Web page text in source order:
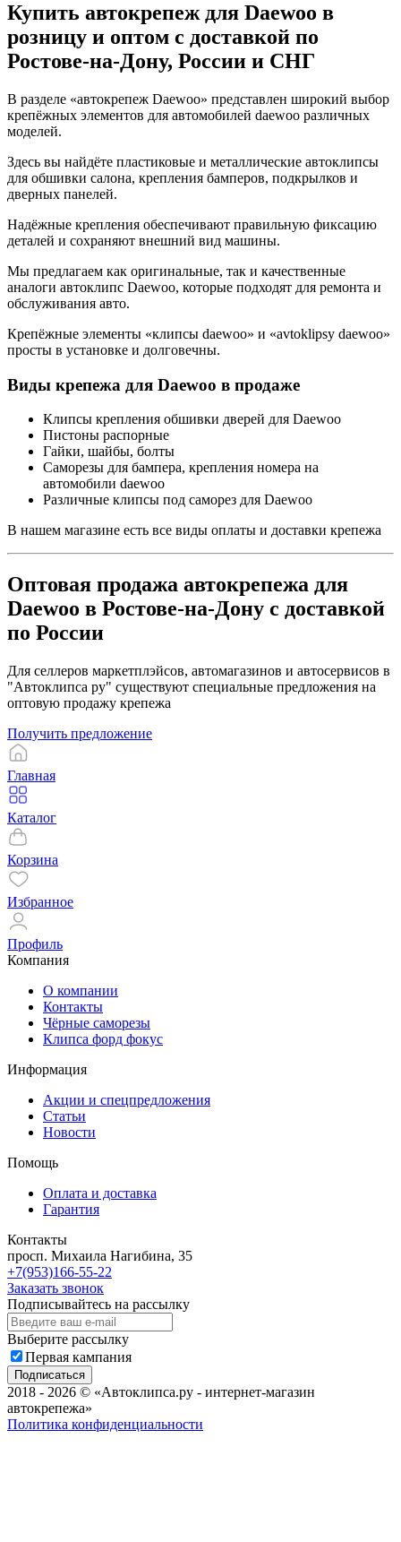
Купить автокрепеж для Daewoo в
розницу и оптом с доставкой по
Ростове-на-Дону, России и СНГ
В разделе «автокрепеж Daewoo» представлен широкий выбор
крепёжных элементов для автомобилей daewoo различных
моделей.
Здесь вы найдёте пластиковые и металлические автоклипсы
для обшивки салона, крепления бамперов, подкрылков и
дверных панелей.
Надёжные крепления обеспечивают правильную фиксацию
деталей и сохраняют внешний вид машины.
Мы предлагаем как оригинальные, так и качественные
аналоги автоклипс Daewoo, которые подходят для ремонта и
обслуживания авто.
Крепёжные элементы «клипсы daewoo» и «avtoklipsy daewoo»
просты в установке и долговечны.
Виды крепежа для Daewoo в продаже
Клипсы крепления обшивки дверей для Daewoo
Пистоны распорные
Гайки, шайбы, болты
Саморезы для бампера, крепления номера на
автомобили daewoo
Различные клипсы под саморез для Daewoo
В нашем магазине есть все виды оплаты и доставки крепежа
Оптовая продажа автокрепежа для
Daewoo в Ростове-на-Дону с доставкой
по России
Для селлеров маркетплэйсов, автомагазинов и автосервисов в
"Автоклипса ру" существуют специальные предложения на
оптовую продажу крепежа
Получить предложение
Главная
Каталог
Корзина
Избранное
Профиль
Компания
О компании
Контакты
Чёрные саморезы
Клипса форд фокус
Информация
Акции и спецпредложения
Статьи
Новости
Помощь
Оплата и доставка
Гарантия
Контакты
просп. Михаила Нагибина, 35
+7(953)166-55-22
Заказать звонок
Подписывайтесь на рассылку
Выберите рассылку
Первая кампания
Подписаться
2018 - 2026 © «Автоклипса.ру - интернет-магазин
автокрепежа»
Политика конфиденциальности